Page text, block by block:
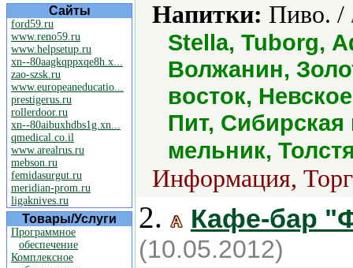
Сайты
ford59.ru
www.reno59.ru
www.helpsetup.ru
xn--80aagkqppxqe8h.x...
zao-szsk.ru
www.europeaneducatio...
prestigerus.ru
rollerdoor.ru
xn--80aibuxhdbs1g.xn...
qmedical.co.il
www.arealrus.ru
mebson.ru
femidasurgut.ru
meridian-prom.ru
ligaknives.ru
Товары/Услуги
Программное
обеспечение
Комплексное
Напитки: Пиво. /
Stella, Tuborg,
Волжанин,
восток,
Пит,
мельник,
Информация,
2. Кафе-бар
(10.05.2012)